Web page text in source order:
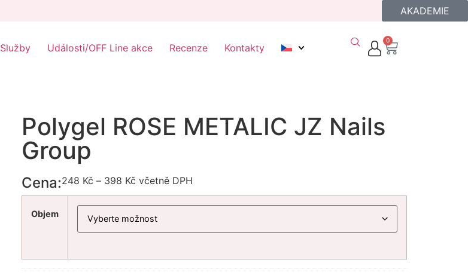
AKADEMIE
Služby Události/OFF Line akce Recenze Kontakty
0
Polygel ROSE METALIC JZ Nails
Group
Cena:248 Kč – 398 Kč včetně DPH
Objem